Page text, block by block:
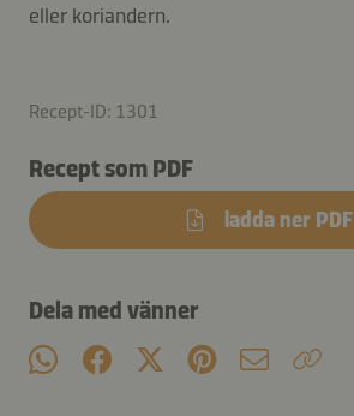
eller koriandern.
Recept-ID: 1301
Recept som PDF
ladda ner PDF
Dela med vänner